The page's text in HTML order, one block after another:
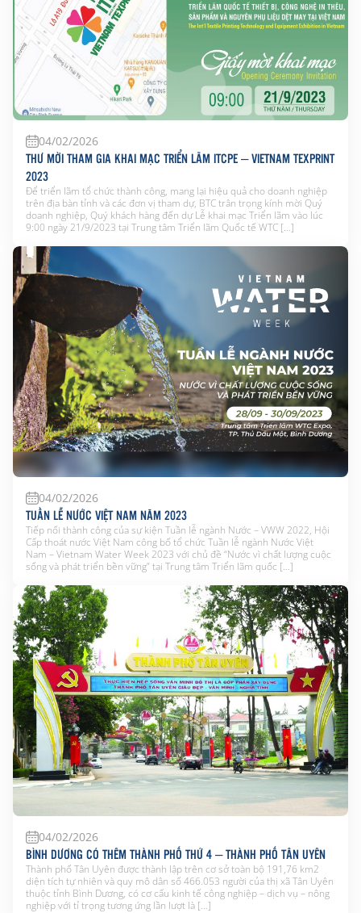
04/02/2026
THƯ MỜI THAM GIA KHAI MẠC TRIỂN LÃM ITCPE – VIETNAM TEXPRINT
2023
Để triển lãm tổ chức thành công, mang lại hiệu quả cho doanh nghiệp
trên địa bàn tỉnh và các đơn vị tham dự, BTC trân trọng kính mời Quý
doanh nghiệp, Quý khách hàng đến dự Lễ khai mạc Triển lãm vào lúc
9:00 ngày 21/9/2023 tại Trung tâm Triển lãm Quốc tế WTC […]
04/02/2026
TUẦN LỄ NƯỚC VIỆT NAM NĂM 2023
Tiếp nối thành công của sự kiện Tuần lễ ngành Nước – VWW 2022, Hội
Cấp thoát nước Việt Nam công bố tổ chức Tuần lễ ngành Nước Việt
Nam – Vietnam Water Week 2023 với chủ đề “Nước vì chất lượng cuộc
sống và phát triển bền vững” tại Trung tâm Triển lãm quốc […]
04/02/2026
BÌNH DƯƠNG CÓ THÊM THÀNH PHỐ THỨ 4 – THÀNH PHỐ TÂN UYÊN
Thành phố Tân Uyên được thành lập trên cơ sở toàn bộ 191,76 km2
diện tích tự nhiên và quy mô dân số 466.053 người của thị xã Tân Uyên
thuộc tỉnh Bình Dương, có cơ cấu kinh tế công nghiệp – dịch vụ – nông
nghiệp với tỉ trọng tương ứng lần lượt là […]